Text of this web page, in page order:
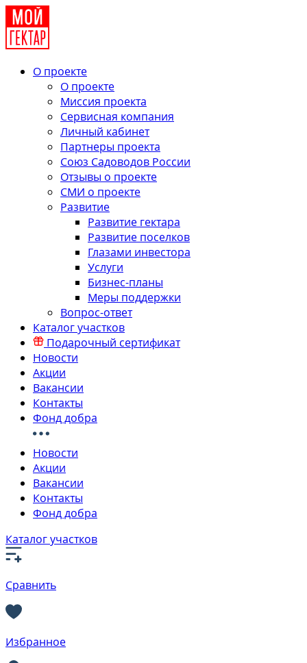
О проекте
О проекте
Миссия проекта
Сервисная компания
Личный кабинет
Партнеры проекта
Союз Садоводов России
Отзывы о проекте
СМИ о проекте
Развитие
Развитие гектара
Развитие поселков
Глазами инвестора
Услуги
Бизнес-планы
Меры поддержки
Вопрос-ответ
Каталог участков
Подарочный сертификат
Новости
Акции
Вакансии
Контакты
Фонд добра
Новости
Акции
Вакансии
Контакты
Фонд добра
Каталог участков
Сравнить
Избранное